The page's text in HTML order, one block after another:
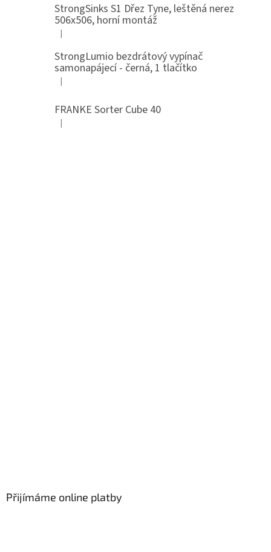
StrongSinks S1 Dřez Tyne, leštěná nerez
506x506, horní montáž
Hodnocení produktu je 5 z 5 hvězdiček.
|
StrongLumio bezdrátový vypínač
samonapájecí - černá, 1 tlačítko
Hodnocení produktu je 4 z 5 hvězdiček.
|
FRANKE Sorter Cube 40
Hodnocení produktu je 3 z 5 hvězdiček.
|
Přijímáme online platby